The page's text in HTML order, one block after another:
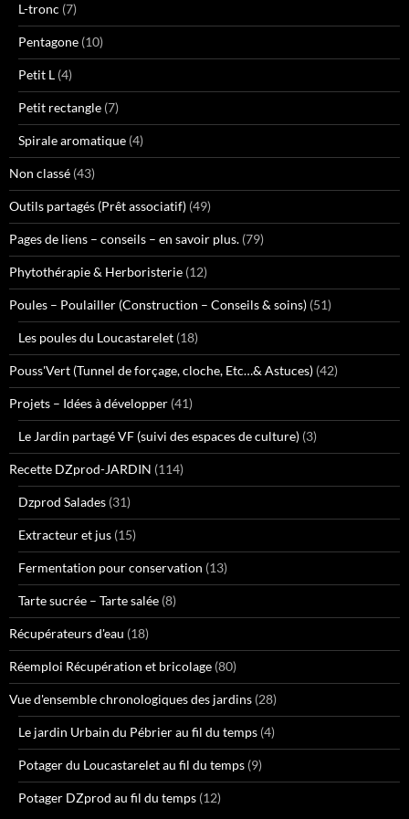
L-tronc (7)
Pentagone (10)
Petit L (4)
Petit rectangle (7)
Spirale aromatique (4)
Non classé (43)
Outils partagés (Prêt associatif) (49)
Pages de liens – conseils – en savoir plus. (79)
Phytothérapie & Herboristerie (12)
Poules – Poulailler (Construction – Conseils & soins) (51)
Les poules du Loucastarelet (18)
Pouss'Vert (Tunnel de forçage, cloche, Etc…& Astuces) (42)
Projets – Idées à développer (41)
Le Jardin partagé VF (suivi des espaces de culture) (3)
Recette DZprod-JARDIN (114)
Dzprod Salades (31)
Extracteur et jus (15)
Fermentation pour conservation (13)
Tarte sucrée – Tarte salée (8)
Récupérateurs d'eau (18)
Réemploi Récupération et bricolage (80)
Vue d'ensemble chronologiques des jardins (28)
Le jardin Urbain du Pébrier au fil du temps (4)
Potager du Loucastarelet au fil du temps (9)
Potager DZprod au fil du temps (12)